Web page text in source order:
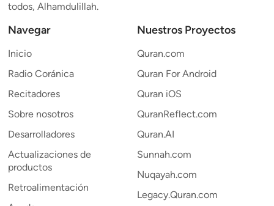
todos, Alhamdulillah.
Navegar
Inicio
Radio Coránica
Recitadores
Sobre nosotros
Desarrolladores
Actualizaciones de
productos
Retroalimentación
Nuestros Proyectos
Quran.com
Quran For Android
Quran iOS
QuranReflect.com
Quran.AI
Sunnah.com
Nuqayah.com
Legacy.Quran.com